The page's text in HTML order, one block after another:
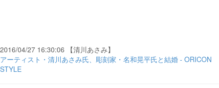
2016/04/27 16:30:06 【清川あさみ】
アーティスト・清川あさみ氏、彫刻家・名和晃平氏と結婚 - ORICON
STYLE